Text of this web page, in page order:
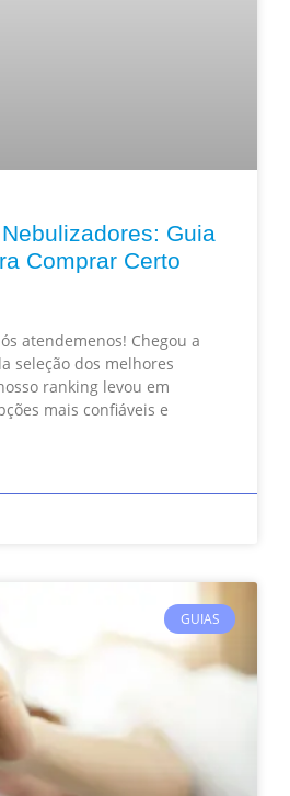
Guia
Comprar Certo
atendemenos! Chegou a
seleção dos melhores
ranking levou em
mais confiáveis e
GUIAS